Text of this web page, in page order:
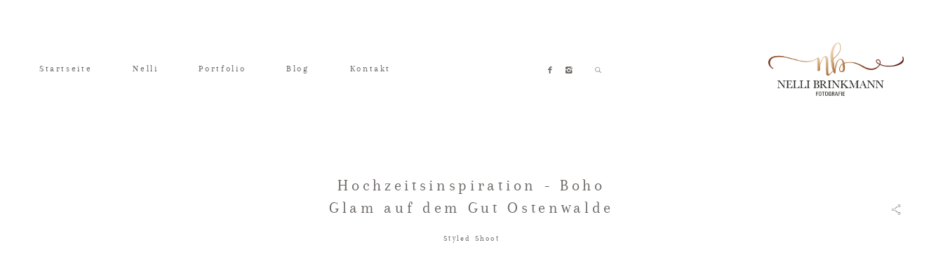
Startseite Nelli Portfolio Blog Kontakt
Hochzeitsinspiration - Boho
Glam auf dem Gut Ostenwalde
Styled Shoot